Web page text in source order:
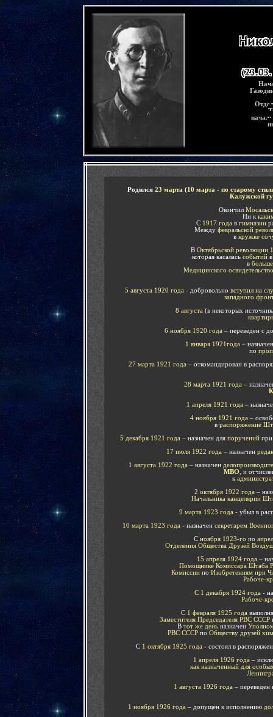
Родился 23 марта (10 марта - по старому
Калужской
Окончил
Ни к
С 1917 года в гимназии
Между февральской
в кружке
В Октябрьской революции
которая касалась событий в
в
Медицинского
5 августа 1920 года - добровольно вступил на
западного
8 августа (в некоторых
6 ноября 1920 года – переведен с
1 января 1921года –
по
27 марта 1921 года – откомандирован в
28 марта 1921 года –
1 апреля 1921 года –
4 ноября 1921 года –
враспоряжение
5 декабря 1921 года – назначен для поручений при
17 июля 1922 года – назначен
1 августа 1922 года – назначен
МВО
и
к
2 октября 1922 года –
Начальника канцелярии
9 марта 1923 года - убыл в
10 марта 1923 года - назначенсекретарем
С ноября 1923-го по
Отделения Общества Друзей
15 апреля 1924 года –
Помощнике Комиссара Штаба
Комиссиипо Изобретениям при
Рабоче-
С 1 декабря 1924 года -
Рабоче-
С 1 февраля 1925 года
Заместителя Председателя РВС СССР
Втот же деньназначен
РВС СССР по Обществу друзей
С 1 октября 1925 года - состоял в
1 апреля 1926 года –
как назначенный для
1 августа 1926 года – переведен
1 ноября 1926 года – допущен к исполнению